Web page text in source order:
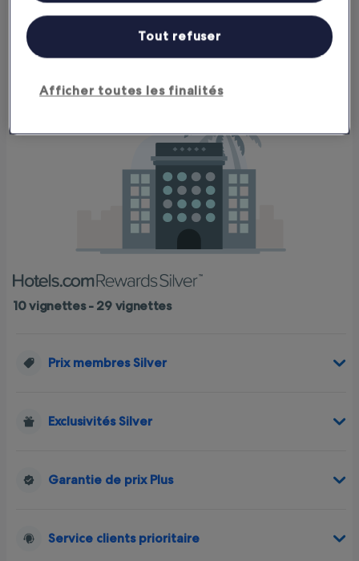
Nuits bonus*
10 vignettes - 29 vignettes
Prix membres Silver
Exclusivités Silver
Garantie de prix Plus
Service clients prioritaire
Afficher toutes les finalités
Tout refuser